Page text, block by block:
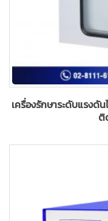
เครื่องรักษาระดับแรงดั
ติ